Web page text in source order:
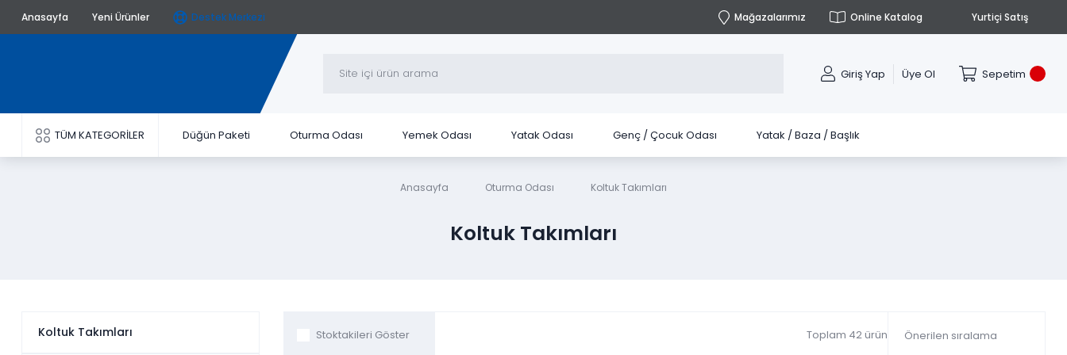
Anasayfa Yeni Ürünler Destek Merkezi Mağazalarımız Online Katalog Yurtiçi Satış
Giriş Yap Üye Ol Sepetim
TÜM KATEGORİLER Düğün Paketi Oturma Odası Yemek Odası Yatak Odası Genç / Çocuk Odası Yatak / Baza / Başlık
Anasayfa Oturma Odası Koltuk Takımları
Koltuk Takımları
Koltuk Takımları Toplam 42 ürün